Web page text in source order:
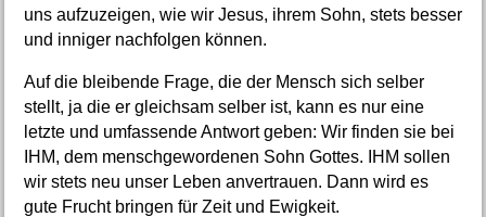
uns aufzuzeigen, wie wir Jesus, ihrem Sohn, stets besser
und inniger nachfolgen können.
Auf die bleibende Frage, die der Mensch sich selber
stellt, ja die er gleichsam selber ist, kann es nur eine
letzte und umfassende Antwort geben: Wir finden sie bei
IHM, dem menschgewordenen Sohn Gottes. IHM sollen
wir stets neu unser Leben anvertrauen. Dann wird es
gute Frucht bringen für Zeit und Ewigkeit.